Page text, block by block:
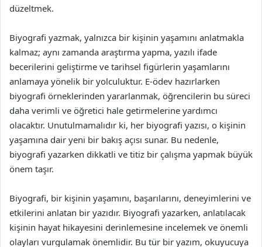
düzeltmek.
Biyografi yazmak, yalnızca bir kişinin yaşamını anlatmakla
kalmaz; aynı zamanda araştırma yapma, yazılı ifade
becerilerini geliştirme ve tarihsel figürlerin yaşamlarını
anlamaya yönelik bir yolculuktur. E-ödev hazırlarken
biyografi örneklerinden yararlanmak, öğrencilerin bu süreci
daha verimli ve öğretici hale getirmelerine yardımcı
olacaktır. Unutulmamalıdır ki, her biyografi yazısı, o kişinin
yaşamına dair yeni bir bakış açısı sunar. Bu nedenle,
biyografi yazarken dikkatli ve titiz bir çalışma yapmak büyük
önem taşır.
Biyografi, bir kişinin yaşamını, başarılarını, deneyimlerini ve
etkilerini anlatan bir yazıdır. Biyografi yazarken, anlatılacak
kişinin hayat hikayesini derinlemesine incelemek ve önemli
olayları vurgulamak önemlidir. Bu tür bir yazım, okuyucuya